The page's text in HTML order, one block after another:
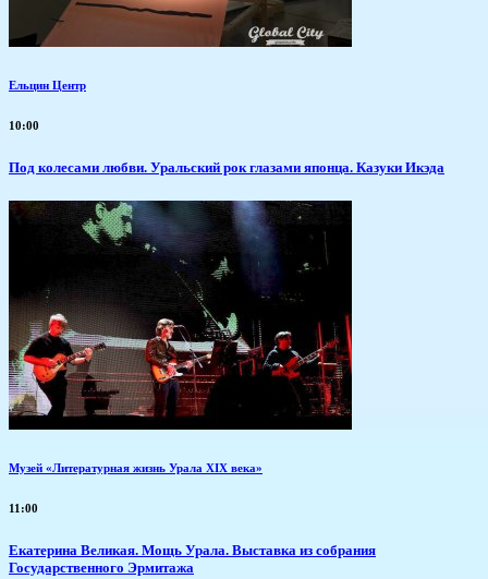
Ельцин Центр
10:00
Под колесами любви. Уральский рок глазами японца. Казуки Икэда
Музей «Литературная жизнь Урала XIX века»
11:00
​Екатерина Великая. Мощь Урала. Выставка из собрания
Государственного Эрмитажа